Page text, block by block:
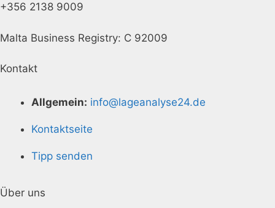
+356 2138 9009
Malta Business Registry: C 92009
Kontakt
Allgemein: info@lageanalyse24.de
Kontaktseite
Tipp senden
Über uns